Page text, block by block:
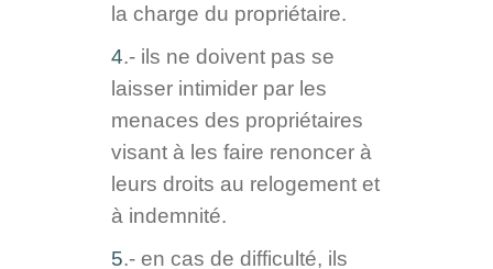
la charge du propriétaire.
4.- ils ne doivent pas se
laisser intimider par les
menaces des propriétaires
visant à les faire renoncer à
leurs droits au relogement et
à indemnité.
5.- en cas de difficulté, ils